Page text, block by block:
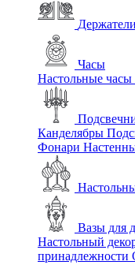
Часы
Настольные часы
Канделябры
Фонари
Вазы для
Настольный
принадлежности